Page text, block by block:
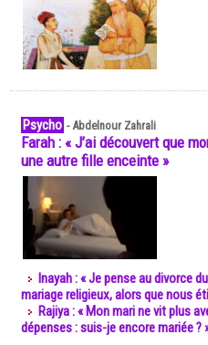
Psycho -Abdelnour Zahrali
Farah : « J’ai découvert que
une autre fille enceinte »
Inayah : « Je pense au divorce
mariage religieux, alors que nous
Rajiya : « Mon mari ne vit plus
dépenses : suis-je encore mariée ?